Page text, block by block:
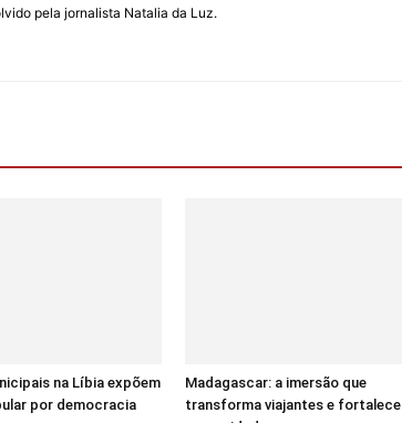
pela jornalista Natalia da Luz.
na Líbia expõem
por democracia
Madagascar: a imersão que
transforma viajantes e fortalece